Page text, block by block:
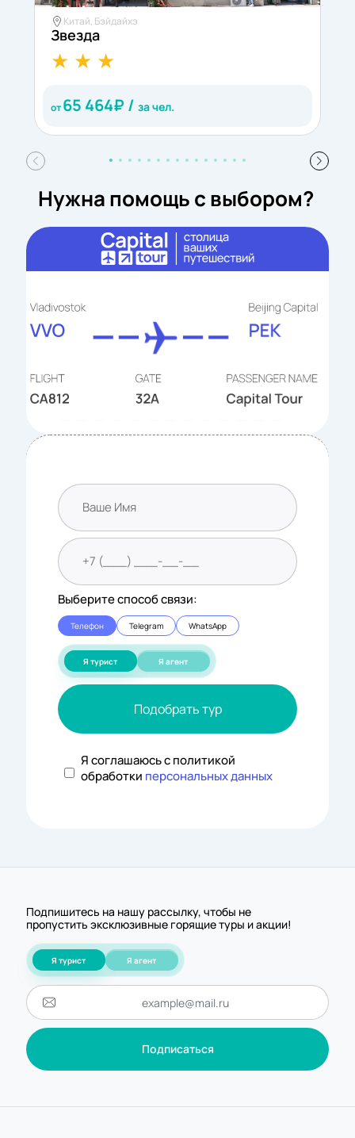
Китай, Бэйдайхэ
Звезда
от65 464₽ / за чел.
Нужна помощь с выбором?
Выберите способ связи:
Телефон Telegram WhatsApp
Я турист Я агент
Подобрать тур
Я соглашаюсь с политикой
обработки персональных данных
Подпишитесь на нашу рассылку, чтобы не
пропустить эксклюзивные горящие туры и акции!
Я турист Я агент
Подписаться